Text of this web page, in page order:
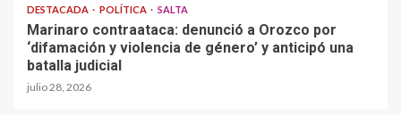
DESTACADA POLÍTICA SALTA
Marinaro contraataca: denunció a Orozco por
‘difamación y violencia de género’ y anticipó una
batalla judicial
julio 28, 2026